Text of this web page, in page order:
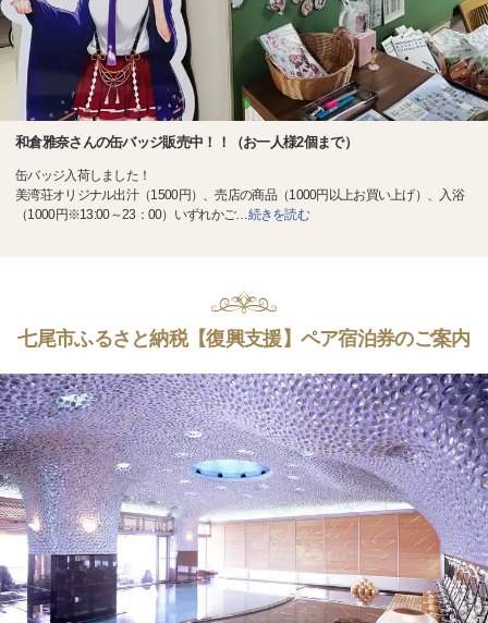
和倉雅奈さんの缶バッジ販売中！！（お一人様2個まで）
缶バッジ入荷しました！
美湾荘オリジナル出汁（1500円）、売店の商品（1000円以上お買い上げ）、入浴
（1000円※13:00～23：00）いずれかご…続きを読む
七尾市ふるさと納税【復興支援】ペア宿泊券のご案内